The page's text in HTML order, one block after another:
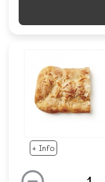
+ Info